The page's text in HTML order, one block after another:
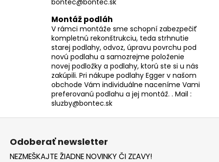
Montáž podláh
V rámci montáže sme schopní zabezpečiť
kompletnú rekonštrukciu, teda strhnutie
starej podlahy, odvoz, úpravu povrchu pod
novú podlahu a samozrejme položenie
novej podložky a podlahy, ktorú ste si u nás
zakúpili. Pri nákupe podlahy Egger v našom
obchode Vám individuálne naceníme Vami
preferovanú podlahu a jej montáž. . Mail :
sluzby@bontec.sk
Z
Odoberať newsletter
NEZMEŠKAJTE ŽIADNE NOVINKY ČI ZĽAVY!